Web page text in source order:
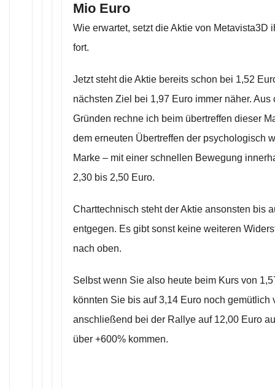
Mio Euro
Wie erwartet, setzt die Aktie von Metavista3D
fort.
Jetzt steht die Aktie bereits schon bei 1,52
nächsten Ziel bei 1,97 Euro immer näher. Aus
Gründen rechne ich beim übertreffen dieser
dem erneuten Übertreffen der psychologisch
Marke – mit einer schnellen Bewegung
2,30 bis 2,50 Euro.
Charttechnisch steht der Aktie ansonsten bis
entgegen. Es gibt sonst keine weiteren
nach oben.
Selbst wenn Sie also heute beim Kurs von
könnten Sie bis auf 3,14 Euro noch gemütlich
anschließend bei der Rallye auf 12,00 Euro
über +600% kommen.